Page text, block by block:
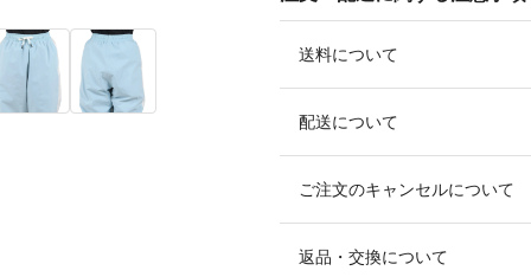
送料について
配送について
ご注文のキャンセルについて
返品・交換について